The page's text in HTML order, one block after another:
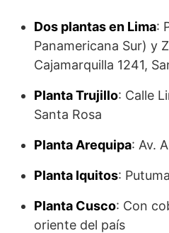
Dos plantas en Lima:
Panamericana Sur) y
Cajamarquilla 1241,
Planta Trujillo: Calle
Santa Rosa
Planta Arequipa: Av.
Planta Iquitos:
Planta Cusco: Con
oriente del país